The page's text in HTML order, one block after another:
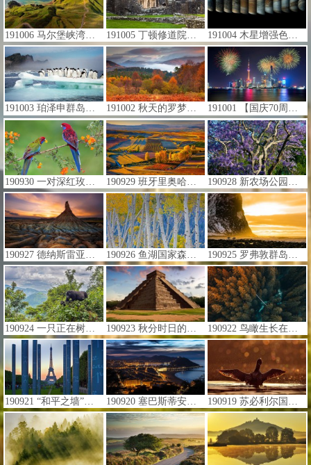
191006 马尔堡峡湾鸟瞰图，新西兰 (© Mathias Ortmann/Getty Images) 191005 丁顿修道院，威尔士 (© Lynda Morris Photography/Getty Images) 191004 木星增强色彩后的一组镜头 (© Enhanced Image by Gerald Eichstädt and Sean Doran, CC BY-NC-SA, based on images provided Courtesy of NASA/JPL-Caltech/SwRI/MSSS)
191003 珀泽申群岛上的阿德利企鹅，南极洲 (© Tui De Roy/Minden Pictures) 191002 秋天的罗梦湖和特罗萨克斯国家公园，苏格兰 (© Jon Arnold/Danita Delimont) 191001 【国庆70周年】 (© Prasit Rodphan/Alamy Stock Photo)
190930 一对深红玫瑰鹦鹉幼鸟，维多利亚州 (© Naser Alhujailan/plainpicture/Minden Pictures) 190929 班牙里奥哈区克拉维霍镇附近的秋日景色 (© Olimpio Fantuz/eStock Photo) 190928 新农场公园内盛开的蓝花楹树，布里斯班 (© Walter Bibikow/Danita Delimont)
190927 德纳斯雷亚尔斯自然公园Castildetierra上空绚丽的日落，西班牙纳瓦拉 (© Inigofotografia/iStock/Getty Images Plus) 190926 鱼湖国家森林中的美洲山杨，犹他州 (© Don Paulson/Danita Delimont) 190925 罗弗敦群岛的北极冲浪之旅，挪威罗弗敦大师赛 (© Nicolás Pina/Tandem Stills + Motion)
190924 一只正在树上吃东西的山地大猩猩，乌干达布恩迪国家公园 (© Robert Haasmann/Minden Pictures) 190923 秋分时日的卡斯蒂略金字塔，墨西哥奇琴伊察 (© Somatuscani/Getty Images Plus) 190922 鸟瞰生长在森林中的树木，加拿大不列颠哥伦比亚省温哥华 (© Michael Wu/EyeEm/Getty Images)
190921 “和平之墙”和巴黎的埃菲尔铁塔 (© Prisma by Dukas Presseagentur GmbH/Alamy) 190920 塞巴斯蒂安电影节举办地：圣塞巴斯蒂安和库尔萨尔文化中心 (© Aljndr/iStock/Getty Images Plus) 190919 苏必利尔国家森林中一只常见的潜鸟，明尼苏达州 (© Jim Brandenburg/Minden Pictures)